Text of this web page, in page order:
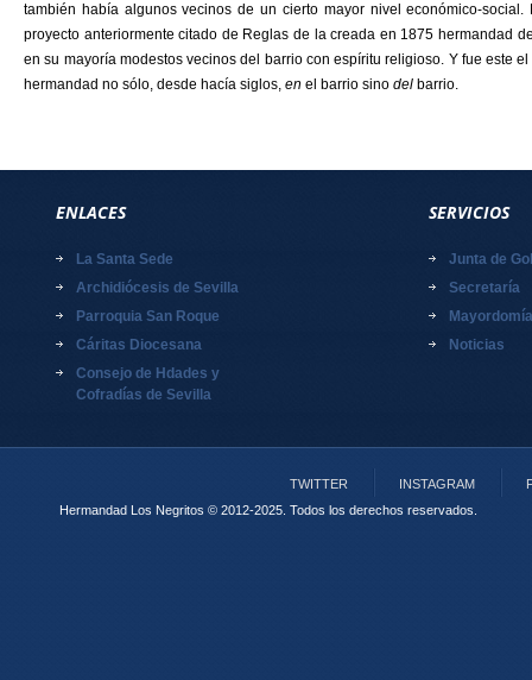
también había algunos vecinos de un cierto mayor nivel económico-
proyecto anteriormente citado de Reglas de la creada en 1875 hermandad
en su mayoría modestos vecinos del barrio con espíritu religioso. Y fue este
hermandad no sólo, desde hacía siglos, en el barrio sino del barrio.
ENLACES
La Santa Sede
Archidiócesis de Sevilla
Parroquia San Roque
Cáritas Diocesana
Consejo de Hdades y
Cofradías de Sevilla
SERVICIOS
Junta de
Secretaría
Mayordomía
Noticias
TWITTER INSTAGRAM
Hermandad Los Negritos © 2012-2025. Todos los derechos reservados.